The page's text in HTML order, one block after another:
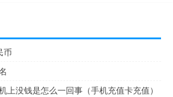
币
上没钱是怎么一回事（手机充值卡充值）